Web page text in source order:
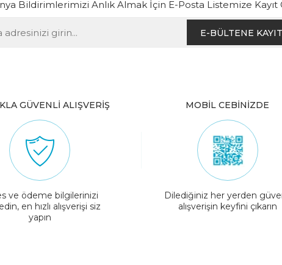
Bildirimlerimizi Anlık Almak İçin E-Posta Listemize Kayıt
E-BÜLTENE
GÜVENLİ ALIŞVERİŞ
ve ödeme bilgilerinizi
en hızlı alışverişi siz
yapın
MOBİL CEBİNİZDE
Dilediğiniz her yerden
alışverişin keyfini çıkarın